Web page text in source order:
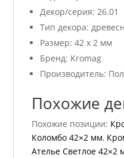
Декор/серия: 26.01
Тип декора:
Размер: 42 x 2 мм
Бренд: Kromag
Производитель:
Похожие
Похожие позиции:
Коломбо 42×2 мм,
Ателье Светлое 42×2